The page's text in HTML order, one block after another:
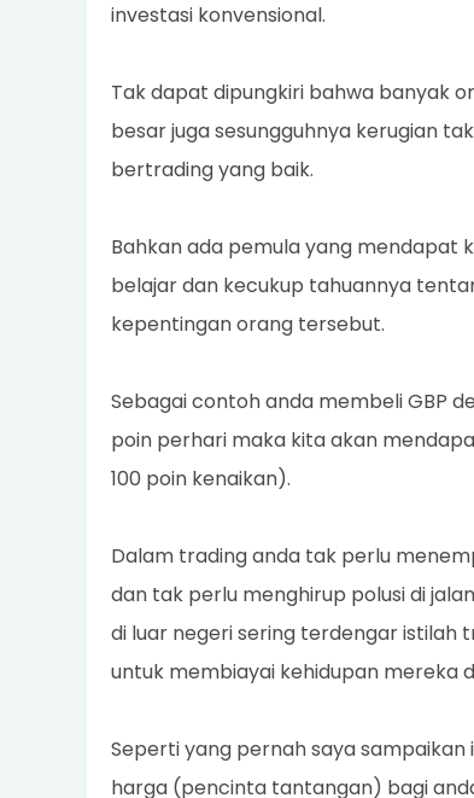
investasi konvensional.
Tak dapat dipungkiri bahwa banyak
besar juga sesungguhnya kerugian
bertrading yang baik.
Bahkan ada pemula yang mendapat
belajar dan kecukup tahuannya
kepentingan orang tersebut.
Sebagai contoh anda membeli GBP
poin perhari maka kita akan
100 poin kenaikan).
Dalam trading anda tak perlu
dan tak perlu menghirup polusi di
di luar negeri sering terdengar istilah
untuk membiayai kehidupan mereka
Seperti yang pernah saya
harga (pencinta tantangan) bagi